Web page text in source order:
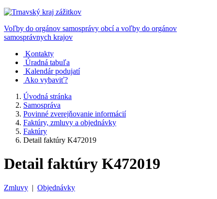
Voľby do orgánov samosprávy obcí a voľby do orgánov
samosprávnych krajov
Kontakty
Úradná tabuľa
Kalendár podujatí
Ako vybaviť?
Úvodná stránka
Samospráva
Povinné zverejňovanie informácií
Faktúry, zmluvy a objednávky
Faktúry
Detail faktúry K472019
Detail faktúry K472019
Zmluvy | Objednávky